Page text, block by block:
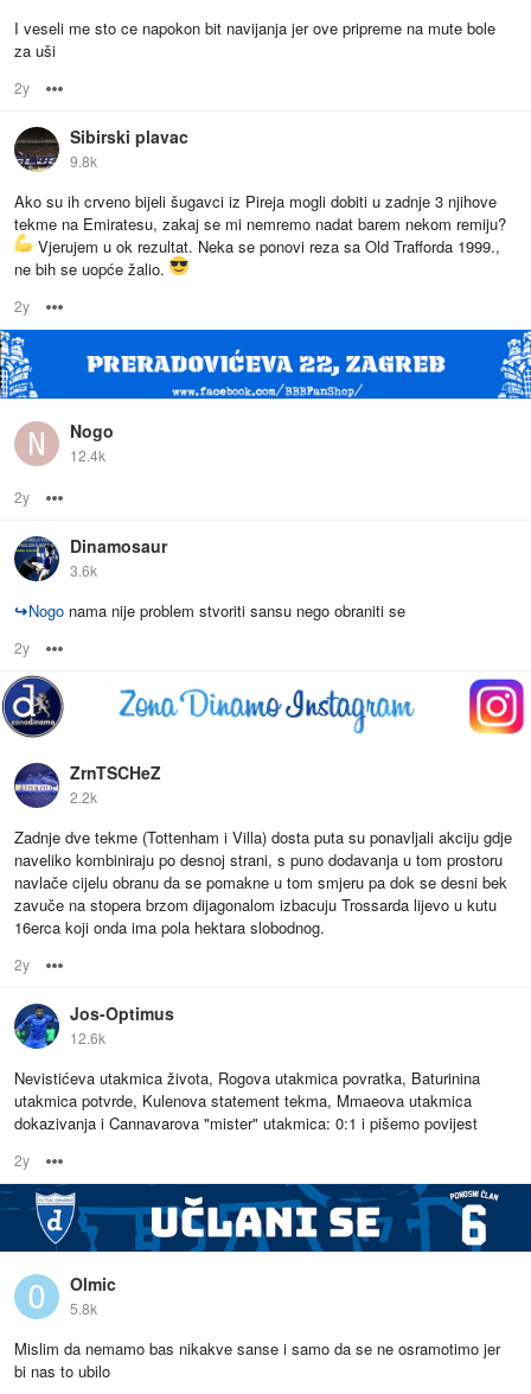
I veseli me sto ce napokon bit navijanja jer ove pripreme na mute bole
za uši
2y
Sibirski plavac
9.8k
Ako su ih crveno bijeli šugavci iz Pireja mogli dobiti u zadnje 3 njihove
tekme na Emiratesu, zakaj se mi nemremo nadat barem nekom remiju?
Vjerujem u ok rezultat. Neka se ponovi reza sa Old Trafforda 1999.,
ne bih se uopće žalio.
2y
Nogo
12.4k
2y
Dinamosaur
3.6k
↪Nogo nama nije problem stvoriti sansu nego obraniti se
2y
ZrnTSCHeZ
2.2k
Zadnje dve tekme (Tottenham i Villa) dosta puta su ponavljali akciju gdje
naveliko kombiniraju po desnoj strani, s puno dodavanja u tom prostoru
navlače cijelu obranu da se pomakne u tom smjeru pa dok se desni bek
zavuče na stopera brzom dijagonalom izbacuju Trossarda lijevo u kutu
16erca koji onda ima pola hektara slobodnog.
2y
Jos-Optimus
12.6k
Nevistićeva utakmica života, Rogova utakmica povratka, Baturinina
utakmica potvrde, Kulenova statement tekma, Mmaeova utakmica
dokazivanja i Cannavarova "mister" utakmica: 0:1 i pišemo povijest
2y
Olmic
5.8k
Mislim da nemamo bas nikakve sanse i samo da se ne osramotimo jer
bi nas to ubilo